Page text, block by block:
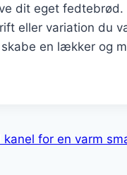
dit eget fedtebrød.
eller variation du
en lækker og
for en varm